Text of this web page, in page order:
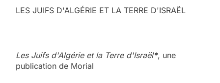
LES JUIFS D'ALGÉRIE ET LA TERRE D'ISRAËL
Les Juifs d'Algérie et la Terre d'Israël*, une
publication de Morial